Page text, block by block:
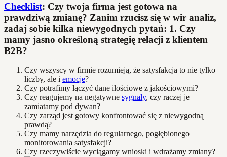
Checklist: Czy twoja firma jest gotowa na
prawdziwą zmianę? Zanim rzucisz się w wir analiz,
zadaj sobie kilka niewygodnych pytań: 1. Czy
mamy jasno określoną strategię relacji z klientem
B2B?
Czy wszyscy w firmie rozumieją, że satysfakcja to nie tylko
liczby, ale i emocje?
Czy potrafimy łączyć dane ilościowe z jakościowymi?
Czy reagujemy na negatywne sygnały, czy raczej je
zamiatamy pod dywan?
Czy zarząd jest gotowy konfrontować się z niewygodną
prawdą?
Czy mamy narzędzia do regularnego, pogłębionego
monitorowania satysfakcji?
Czy rzeczywiście wyciągamy wnioski i wdrażamy zmiany?